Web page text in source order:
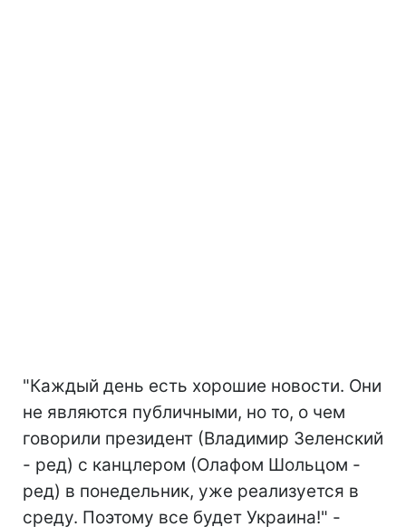
"Каждый день есть хорошие новости. Они
не являются публичными, но то, о чем
говорили президент (Владимир Зеленский
- ред) с канцлером (Олафом Шольцом -
ред) в понедельник, уже реализуется в
среду. Поэтому все будет Украина!" -